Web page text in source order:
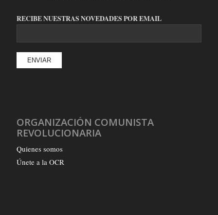
RECIBE NUESTRAS NOVEDADES POR EMAIL
ORGANIZACIÓN COMUNISTA
REVOLUCIONARIA
Quienes somos
Únete a la OCR